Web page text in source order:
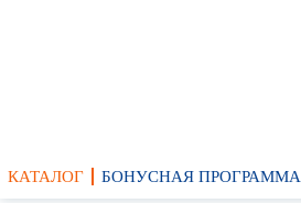
КАТАЛОГ БОНУСНАЯ ПРОГРАММА